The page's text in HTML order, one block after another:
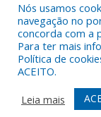
Todos os
Mapa do Site
Acessar
Nós usamos
navegação no
concorda com a
Para ter mais
Política de
ACEITO.
Leia mais